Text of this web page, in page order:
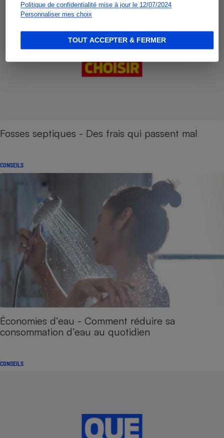
Politique de confidentialité mise à jour le 12/07/2024
Personnaliser mes choix
TOUT ACCEPTER & FERMER
Fosses septiques - Des frais qui passent mal
CONSEILS
Économies d’eau - Comment réduire sa
consommation d’eau au quotidien
CONSEILS